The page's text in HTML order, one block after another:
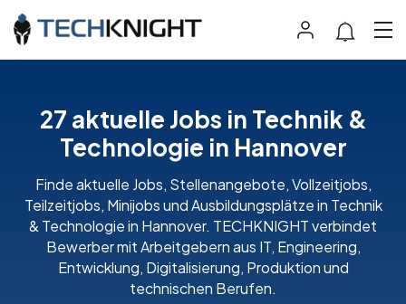
27 aktuelle Jobs in Technik &
Technologie in Hannover
Finde aktuelle Jobs, Stellenangebote, Vollzeitjobs,
Teilzeitjobs, Minijobs und Ausbildungsplätze in Technik
& Technologie in Hannover. TECHKNIGHT verbindet
Bewerber mit Arbeitgebern aus IT, Engineering,
Entwicklung, Digitalisierung, Produktion und
technischen Berufen.